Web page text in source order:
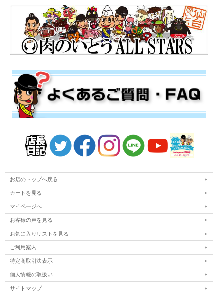
お店のトップへ戻る
カートを見る
マイページへ
お客様の声を見る
お気に入りリストを見る
ご利用案内
特定商取引法表示
個人情報の取扱い
サイトマップ